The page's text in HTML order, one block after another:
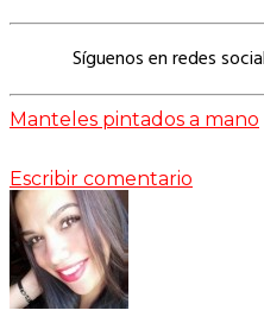
Síguenos en redes
Manteles pintados a mano
Escribir comentario